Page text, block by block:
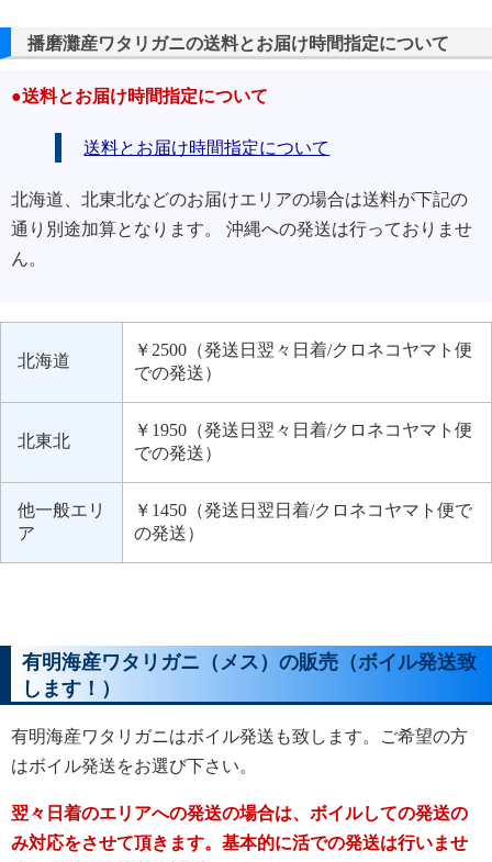
播磨灘産ワタリガニの送料とお届け時間指定について
●送料とお届け時間指定について
送料とお届け時間指定について
北海道、北東北などのお届けエリアの場合は送料が下記の
通り別途加算となります。 沖縄への発送は行っておりませ
ん。
北海道
￥2500（発送日翌々日着/クロネコヤマト便
での発送）
北東北
￥1950（発送日翌々日着/クロネコヤマト便
での発送）
他一般エリ
ア
￥1450（発送日翌日着/クロネコヤマト便で
の発送）
有明海産ワタリガニ（メス）の販売（ボイル発送致
します！）
有明海産ワタリガニはボイル発送も致します。ご希望の方
はボイル発送をお選び下さい。
翌々日着のエリアへの発送の場合は、ボイルしての発送の
み対応をさせて頂きます。基本的に活での発送は行いませ